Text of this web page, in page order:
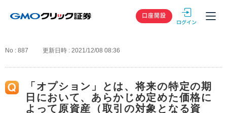
GMOクリック
口座開設
No : 887 更新日時 : 2021/12/08 08:36
「オプション」とは、将来の特定の期
日において、あらかじめ定めた価格に
よって原資産（取引の対象となる資